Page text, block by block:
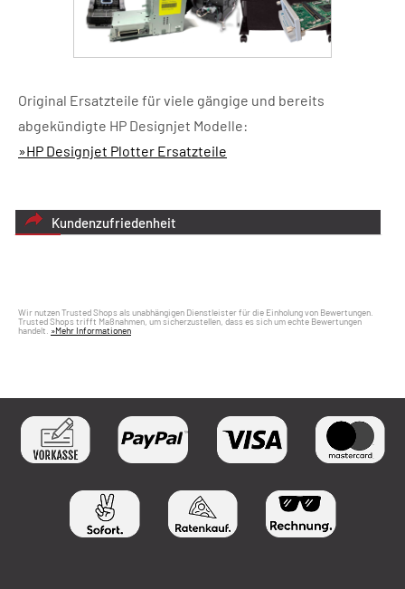
Original Ersatzteile für viele gängige und bereits
abgekündigte HP Designjet Modelle:
»HP Designjet Plotter Ersatzteile
Kundenzufriedenheit
Wir nutzen Trusted Shops als unabhängigen Dienstleister für die Einholung von Bewertungen.
Trusted Shops trifft Maßnahmen, um sicherzustellen, dass es sich um echte Bewertungen
handelt. »Mehr Informationen